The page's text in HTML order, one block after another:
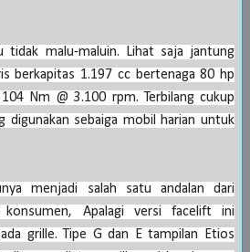
tidak malu-maluin. Lihat saja jantung
berkapitas 1.197 cc bertenaga 80 hp
Nm @ 3.100 rpm. Terbilang cukup
digunakan sebaiga mobil harian untuk
menjadi salah satu andalan dari
Apalagi versi facelift ini
grille. Tipe G dan E tampilan Etios